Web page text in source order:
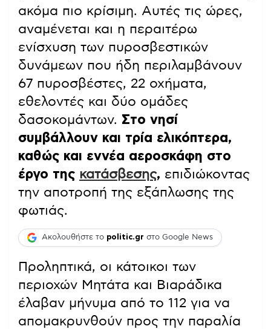
ακόμα πιο κρίσιμη. Αυτές τις ώρες,
αναμένεται και η περαιτέρω
ενίσχυση των πυροσβεστικών
δυνάμεων που ήδη περιλαμβάνουν
67 πυροσβέστες, 22 οχήματα,
εθελοντές και δύο ομάδες
δασοκομάντων. Στο νησί
συμβάλλουν και τρία ελικόπτερα,
καθώς και εννέα αεροσκάφη στο
έργο της κατάσβεσης, επιδιώκοντας
την αποτροπή της εξάπλωσης της
φωτιάς.
Ακολουθήστε το politic.gr στο Google News
Προληπτικά, οι κάτοικοι των
περιοχών Μητάτα και Βιαράδικα
έλαβαν μήνυμα από το 112 για να
απομακρυνθούν προς την παραλία